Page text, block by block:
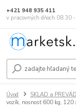
+421 948 935 411
v pracovných dňoch 08.30
Úvod SKLAD a
vozík, nosnosť 600 kg,